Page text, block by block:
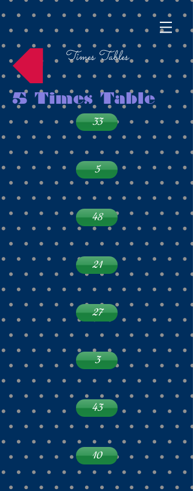
5 Times Table
Times Tables
43
10
27
3
48
21
5
33